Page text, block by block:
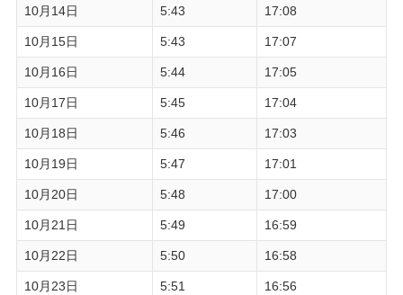
10月14日 5:43 17:08
10月15日 5:43 17:07
10月16日 5:44 17:05
10月17日 5:45 17:04
10月18日 5:46 17:03
10月19日 5:47 17:01
10月20日 5:48 17:00
10月21日 5:49 16:59
10月22日 5:50 16:58
10月23日 5:51 16:56